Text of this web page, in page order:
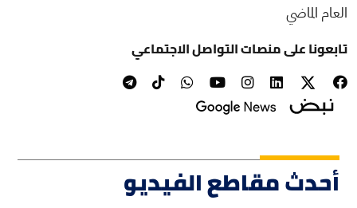
العام الماضي
تابعونا على منصات التواصل الاجتماعي
أحدث مقاطع الفيديو